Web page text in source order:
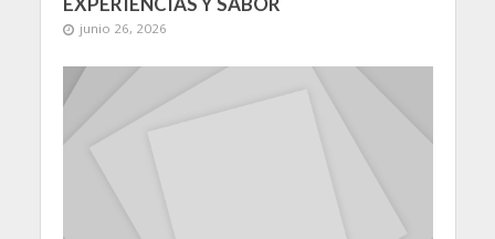
junio 26, 2026